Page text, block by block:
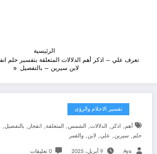
الرئيسية
تعرف علي – اذكر أهم الدلالات المتعلقة بتفسير حلم
لابن سيرين – بالتفصيل
تفسير الاحلام والرؤى
أهم, اذكر , الدلالات, الشمس, المتعلقة, انفجار , بالتفصيل,
حلم, سيرين, علي, لابن, والقمر
Aya 9 أبريل، 2025 0 تعليقات